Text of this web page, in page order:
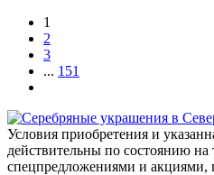
1
2
3
... 151
Условия приобретения и
действительны по состоянию на
спецпредложениями и акциями,